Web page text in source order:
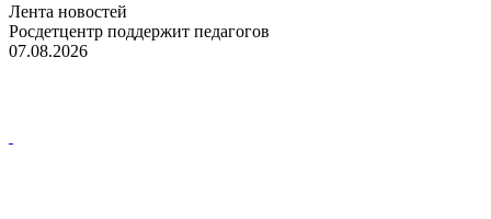
Лента новостей
Росдетцентр поддержит педагогов
07.08.2026